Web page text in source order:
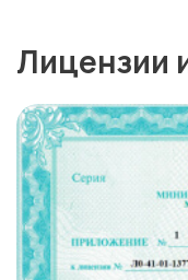
Лицензии